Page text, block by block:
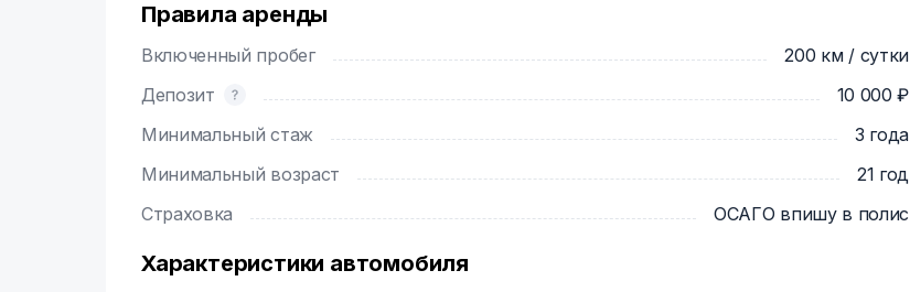
На крышу при необходимости возможно установить вместительный бокс для
перевозки как вещей, так и лыжного либо сноубордического оборудования.
Правила аренды
Включенный пробег
200 км / сутки
Депозит
10 000 ₽
Минимальный стаж
3 года
Минимальный возраст
21 год
Страховка
ОСАГО впишу в полис
Характеристики автомобиля